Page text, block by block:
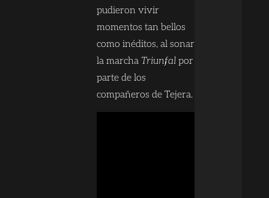
pudieron vivir
momentos tan bellos
como inéditos, al sonar
la marchaTriunfal por
parte de los
compañeros de Tejera.